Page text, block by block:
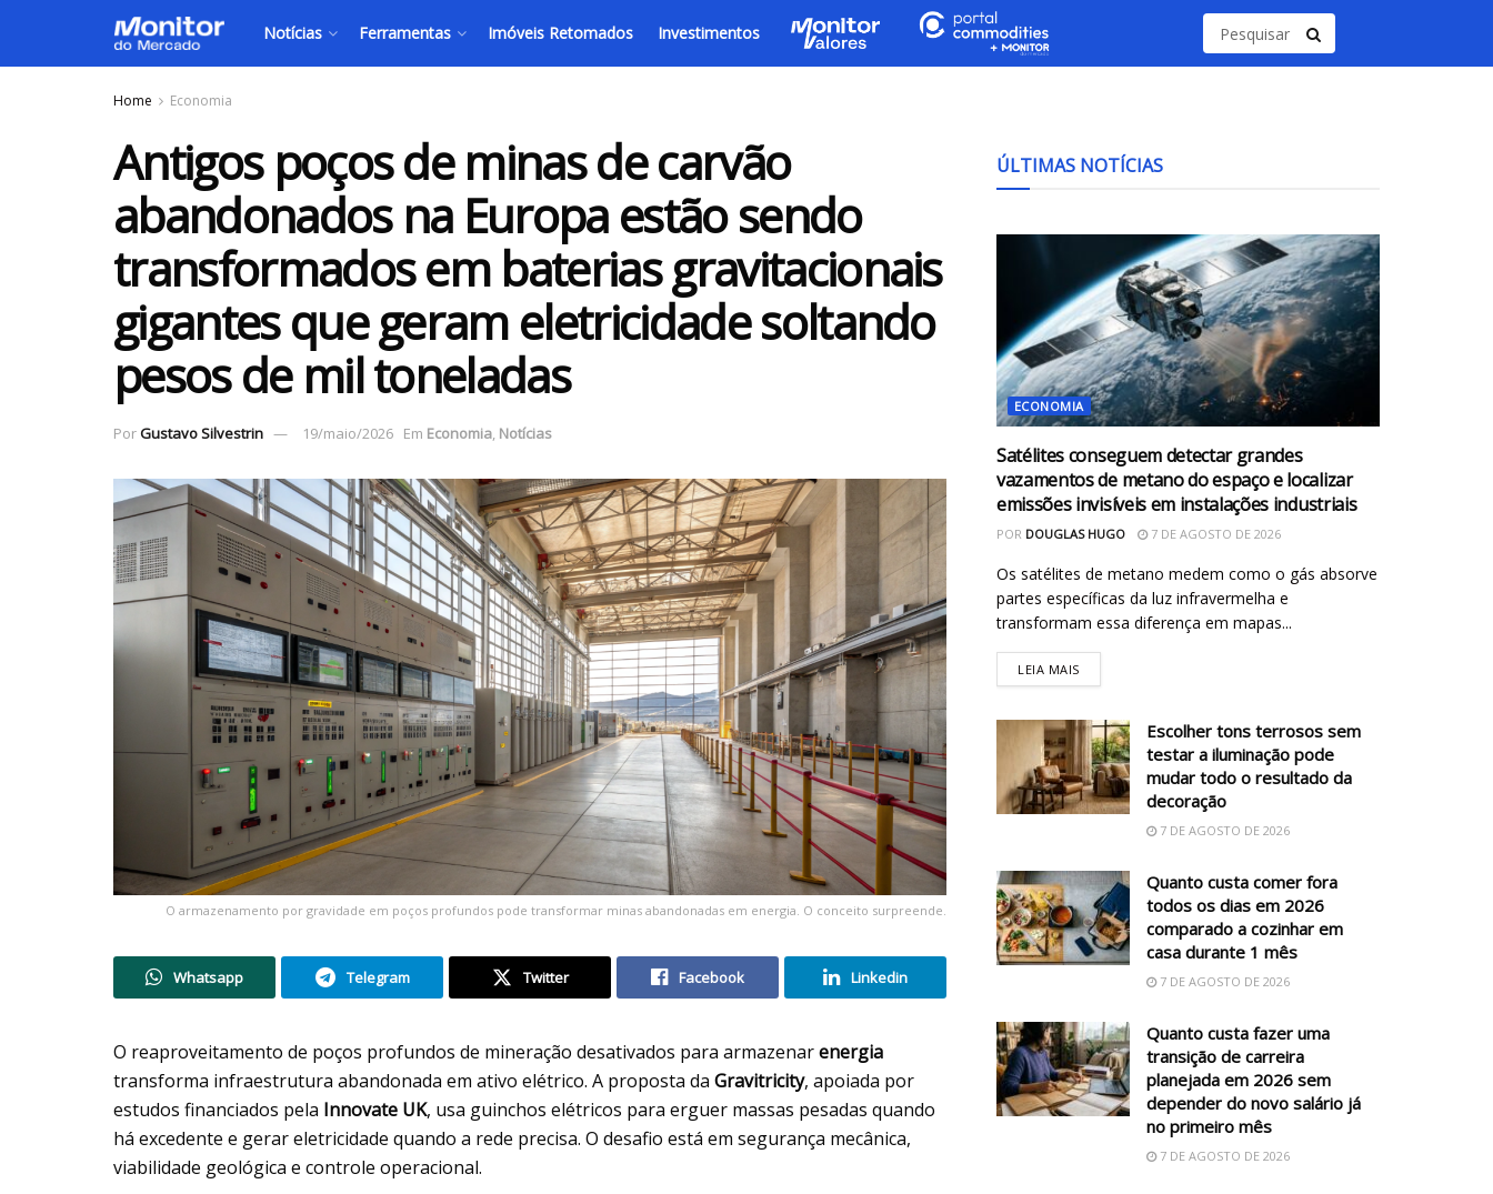
Notícias Ferramentas Imóveis Retomados Investimentos
Home Economia
Antigos poços de minas de carvão
abandonados na Europa estão sendo
transformados em baterias gravitacionais
gigantes que geram eletricidade soltando
pesos de mil toneladas
PorGustavo Silvestrin 19/maio/2026 Em Economia, Notícias
O armazenamento por gravidade em poços profundos pode transformar minas abandonadas em energia. O conceito surpreende.
Whatsapp Telegram Twitter Facebook Linkedin
O reaproveitamento de poços profundos de mineração desativados para armazenarenergia
transforma infraestrutura abandonada em ativo elétrico. A proposta da Gravitricity, apoiada por
estudos financiados pela Innovate UK, usa guinchos elétricos para erguer massas pesadas quando
há excedente e gerar eletricidade quando a rede precisa. O desafio está em segurança mecânica,
viabilidade geológica e controle operacional.
ÚLTIMAS NOTÍCIAS
ECONOMIA
Satélites conseguem detectar grandes
vazamentos de metano do espaço e localizar
emissões invisíveis em instalações industriais
POR DOUGLAS HUGO 7 DE AGOSTO DE 2026
Os satélites de metano medem como o gás absorve
partes específicas da luz infravermelha e
transformam essa diferença em mapas...
LEIA MAIS
Escolher tons terrosos sem
testar a iluminação pode
mudar todo o resultado da
decoração
7 DE AGOSTO DE 2026
Quanto custa comer fora
todos os dias em 2026
comparado a cozinhar em
casa durante 1 mês
7 DE AGOSTO DE 2026
Quanto custa fazer uma
transição de carreira
planejada em 2026 sem
depender do novo salário já
no primeiro mês
7 DE AGOSTO DE 2026